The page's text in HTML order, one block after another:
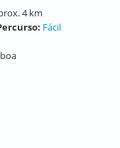
4 km
Fácil